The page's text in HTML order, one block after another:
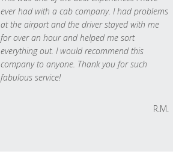
ever had with a cab company. I had problems
at the airport and the driver stayed with me
for over an hour and helped me sort
everything out. I would recommend this
company to anyone. Thank you for such
fabulous service!
R.M.